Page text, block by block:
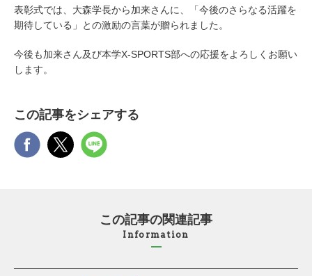
表彰式では、大森学長から加来さんに、「今後のさらなる活躍を
期待している」との激励の言葉が贈られました。
今後も加来さん及び本学X-SPORTS部への応援をよろしくお願い
します。
この記事をシェアする
この記事の関連記事
Information